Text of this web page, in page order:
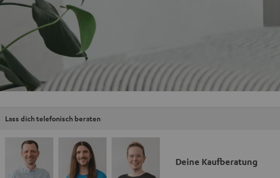
Lass dich telefonisch beraten
Deine Kaufberatung